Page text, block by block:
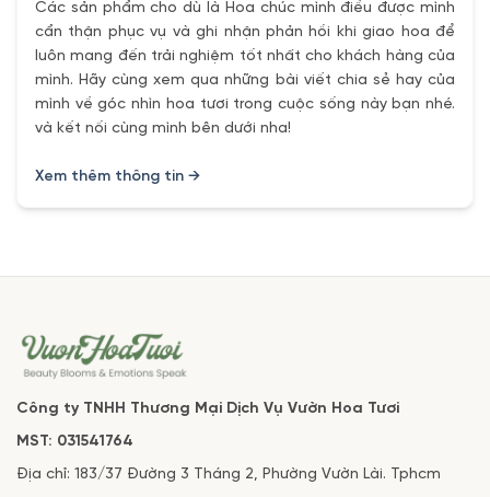
Các sản phẩm cho dù là Hoa chúc mình điều được mình
cẩn thận phục vụ và ghi nhận phản hồi khi giao hoa để
luôn mang đến trải nghiệm tốt nhất cho khách hàng của
mình. Hãy cùng xem qua những bài viết chia sẻ hay của
mình về góc nhìn hoa tươi trong cuộc sống này bạn nhé.
và kết nối cùng mình bên dưới nha!
Xem thêm thông tin →
Công ty TNHH Thương Mại Dịch Vụ Vườn Hoa Tươi
MST: 031541764
Địa chỉ: 183/37 Đường 3 Tháng 2, Phường Vườn Lài. Tphcm